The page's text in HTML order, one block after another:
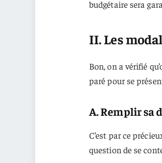
budgétaire sera
II. Les
Bon, on a vérifié
paré pour se
A. Remplir sa
C’est par ce
question de se